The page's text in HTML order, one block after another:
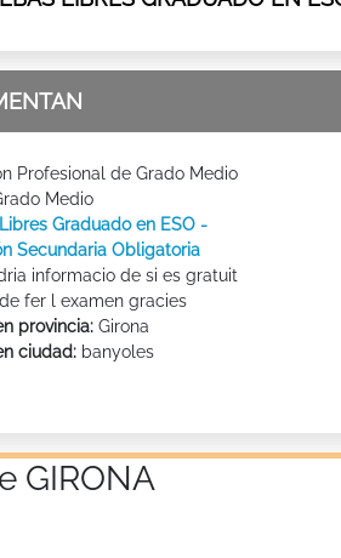
Profesional de Grado Medio
Medio
Graduado en ESO -
Secundaria Obligatoria
informacio de si es gratuit
fer l examen gracies
provincia: Girona
ciudad: banyoles
GIRONA